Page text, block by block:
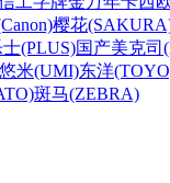
樱花
(PLUS)国产美克司
悠米(UMI)东洋
斑马(ZEBRA)